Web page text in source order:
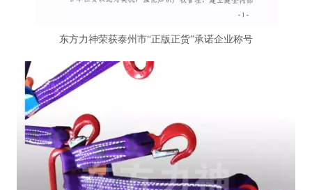
东方力神荣获泰州市“正版正货”承诺企业称号